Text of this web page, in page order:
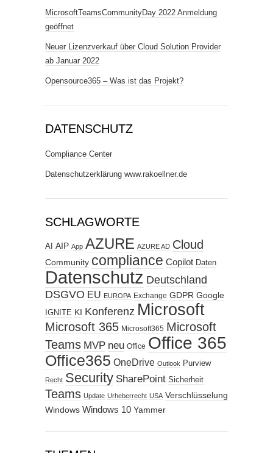
MicrosoftTeamsCommunityDay 2022 Anmeldung
geöffnet
Neuer Lizenzverkauf über Cloud Solution Provider
ab Januar 2022
Opensource365 – Was ist das Projekt?
DATENSCHUTZ
Compliance Center
Datenschutzerklärung www.rakoellner.de
SCHLAGWORTE
AI AIP App AZURE AZURE AD Cloud
Community compliance Copilot Daten
Datenschutz Deutschland
DSGVO EU EUROPA Exchange GDPR Google
IGNITE KI Konferenz Microsoft
Microsoft 365 Microsoft365 Microsoft
Teams MVP neu Office Office 365
Office365 OneDrive Outlook Purview
Recht Security SharePoint Sicherheit
Teams Update Urheberrecht USA Verschlüsselung
Windows Windows 10 Yammer